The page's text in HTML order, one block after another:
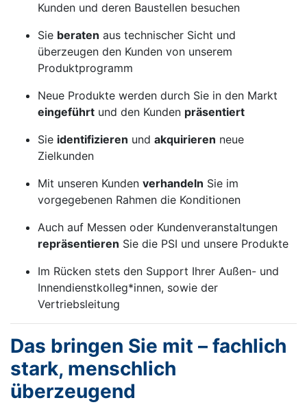
Kunden und deren Baustellen besuchen
Sie beraten aus technischer Sicht und
überzeugen den Kunden von unserem
Produktprogramm
Neue Produkte werden durch Sie in den Markt
eingeführt und den Kunden präsentiert
Sie identifizieren und akquirieren neue
Zielkunden
Mit unseren Kunden verhandeln Sie im
vorgegebenen Rahmen die Konditionen
Auch auf Messen oder Kundenveranstaltungen
repräsentieren Sie die PSI und unsere Produkte
Im Rücken stets den Support Ihrer Außen- und
Innendienstkolleg*innen, sowie der
Vertriebsleitung
Das bringen Sie mit – fachlich
stark, menschlich
überzeugend